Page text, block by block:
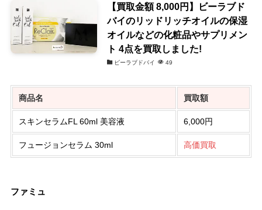
【買取金額 8,000円】ビーラブド
バイのリッドリッチオイルの保湿
オイルなどの化粧品やサプリメン
ト 4点を買取しました!
ビーラブドバイ 49
商品名 買取額
スキンセラムFL 60ml 美容液 6,000円
フュージョンセラム 30ml 高価買取
ファミュ